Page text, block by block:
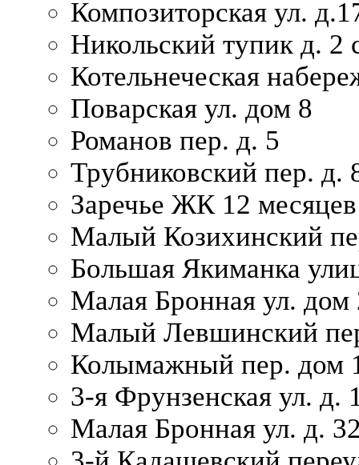
Композиторская ул.
Никольский тупик д. 2
Котельнеческая
Поварская ул. дом 8
Романов пер. д. 5
Трубниковский пер. д.
Заречье ЖК 12 месяцев
Малый Козихинский
Большая Якиманка
Малая Бронная ул. дом
Малый Левшинский
Колымажный пер. дом
3-я Фрунзенская ул. д.
Малая Бронная ул. д.